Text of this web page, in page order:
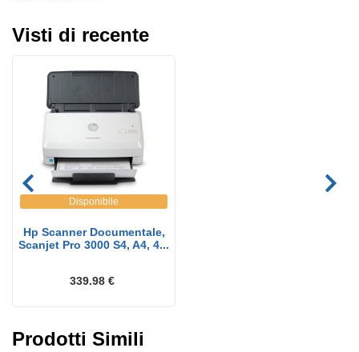
Visti di recente
Disponibile
Hp Scanner Documentale,
Scanjet Pro 3000 S4, A4, 4...
339.98 €
Prodotti Simili